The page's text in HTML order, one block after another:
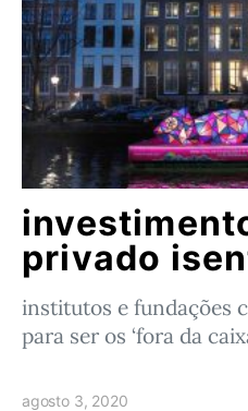
privado
institutos e fundações
para ser os ‘fora da
agosto 3, 2020